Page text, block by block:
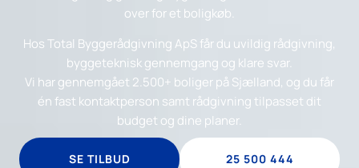
over for et boligkøb.
Hos Total Byggerådgivning ApS får du uvildig rådgivning,
byggeteknisk gennemgang og klare svar.
Vi har gennemgået 2.500+ boliger på Sjælland, og du får
én fast kontaktperson samt rådgivning tilpasset dit
budget og dine planer.
SE TILBUD 25 500 444